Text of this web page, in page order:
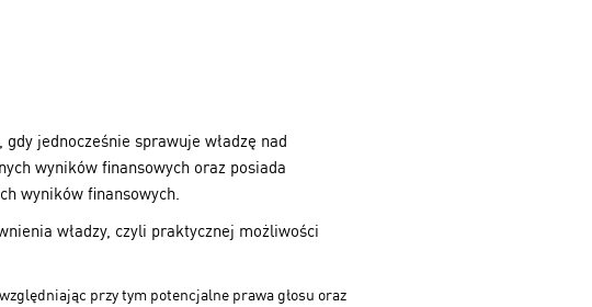
jednocześnie sprawuje władzę nad
wyników finansowych oraz posiada
wyników finansowych.
władzy, czyli praktycznej możliwości
przy tym potencjalne prawa głosu oraz